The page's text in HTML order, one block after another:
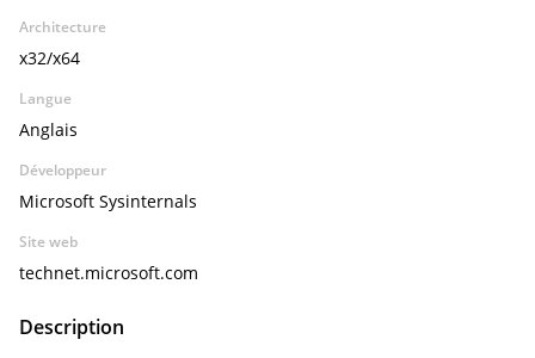
Architecture
x32/x64
Langue
Anglais
Développeur
Microsoft Sysinternals
Site web
technet.microsoft.com
Description